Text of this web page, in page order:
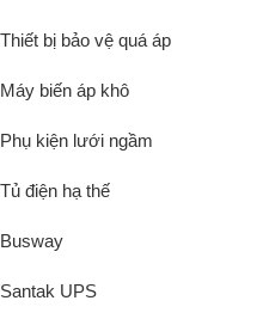
Thiết bị bảo vệ quá áp
Máy biến áp khô
Phụ kiện lưới ngầm
Tủ điện hạ thế
Busway
Santak UPS